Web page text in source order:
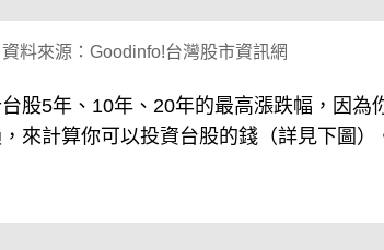
來源：Goodinfo!台灣股市資訊網
股5年、10年、20年的最高漲跌幅，因
來計算你可以投資台股的錢（詳見下圖）